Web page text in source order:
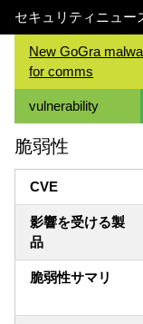
セキュリティニュー
New GoGra
for comms
vulnerability
脆弱性
CVE
影響を受ける製
品
脆弱性サマリ